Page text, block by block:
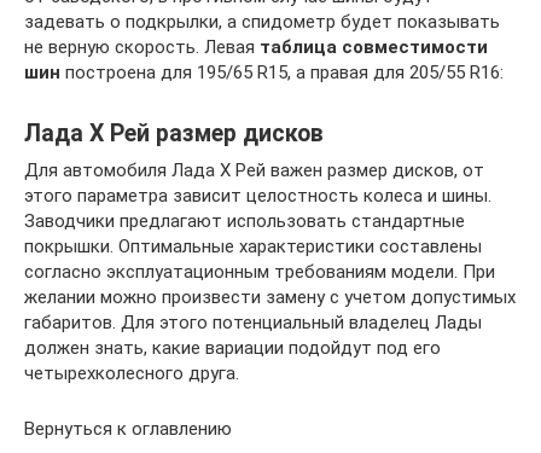
задевать о подкрылки, а спидометр будет показывать
не верную скорость. Левая таблица совместимости
шин построена для 195/65 R15, а правая для 205/55 R16:
Лада Х Рей размер дисков
Для автомобиля Лада Х Рей важен размер дисков, от
этого параметра зависит целостность колеса и шины.
Заводчики предлагают использовать стандартные
покрышки. Оптимальные характеристики составлены
согласно эксплуатационным требованиям модели. При
желании можно произвести замену с учетом допустимых
габаритов. Для этого потенциальный владелец Лады
должен знать, какие вариации подойдут под его
четырехколесного друга.
Вернуться к оглавлению